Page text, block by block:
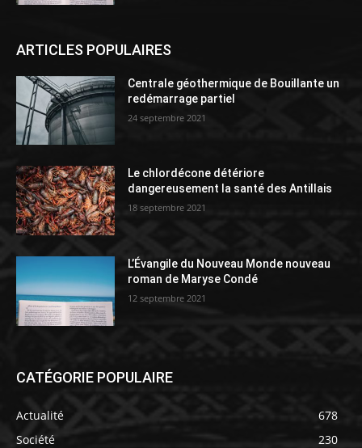
ARTICLES POPULAIRES
Centrale géothermique de Bouillante un
redémarrage partiel
24 septembre 2021
Le chlordécone détériore
dangereusement la santé des Antillais
18 septembre 2021
L’Évangile du Nouveau Monde nouveau
roman de Maryse Condé
12 septembre 2021
CATÉGORIE POPULAIRE
Actualité
678
Société
230